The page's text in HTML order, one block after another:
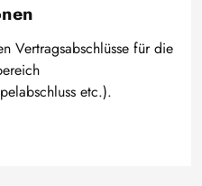
Vertragsabschlüsse für die
etc.).